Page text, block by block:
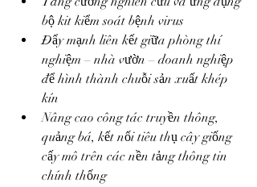
bộ kit kiểm soát bệnh virus
Đẩy mạnh liên kết giữa phòng thí
nghiệm – nhà vườn – doanh nghiệp
để hình thành chuỗi sản xuất khép
kín
Nâng cao công tác truyền thông,
quảng bá, kết nối tiêu thụ cây giống
cấy mô trên các nền tảng thông tin
chính thống